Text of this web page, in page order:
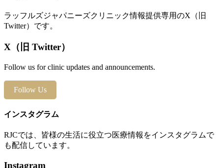
ラッフルズジャパニーズクリニック情報提供専用のX（旧
Twitter）です。
X（旧 Twitter）
Follow us for clinic updates and announcements.
Follow Us
インスタグラム
RJCでは、皆様の生活に役立つ医療情報をインスタグラムで
も配信しています。
Instagram